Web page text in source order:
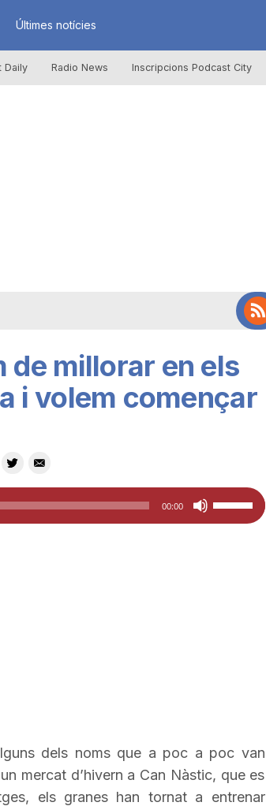
Últimes notícies
Daily Radio News Inscripcions Podcast City
de millorar en els
i volem començar
00:00
Feu
servir
disminuir
dels noms que a poc a poc van
mercat d’hivern a Can Nàstic, que es
els granes han tornat a entrenar